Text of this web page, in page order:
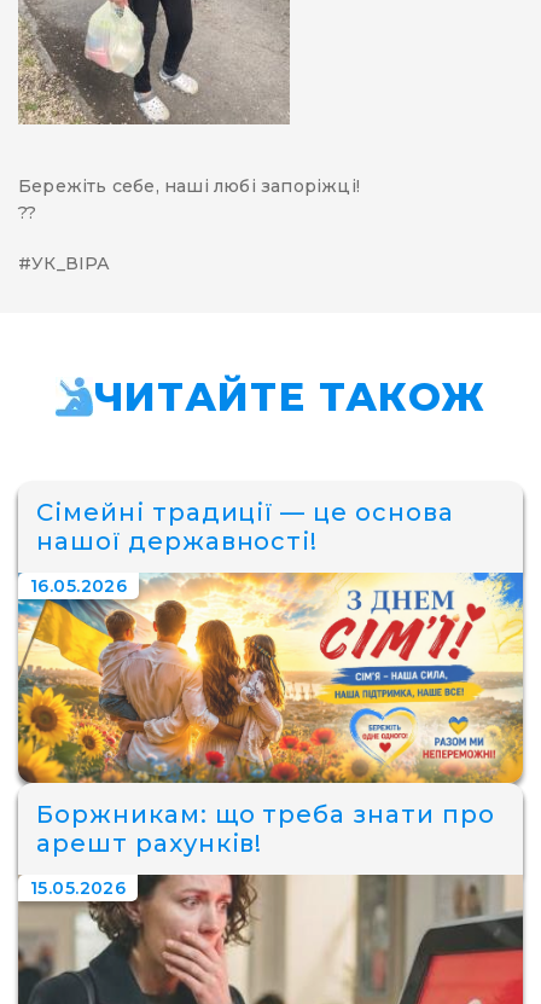
Бережіть себе, наші любі запоріжці!
??
#УК_ВІРА
ЧИТАЙТЕ ТАКОЖ
Сімейні традиції — це основа
нашої державності!
16.05.2026
Боржникам: що треба знати про
арешт рахунків!
15.05.2026